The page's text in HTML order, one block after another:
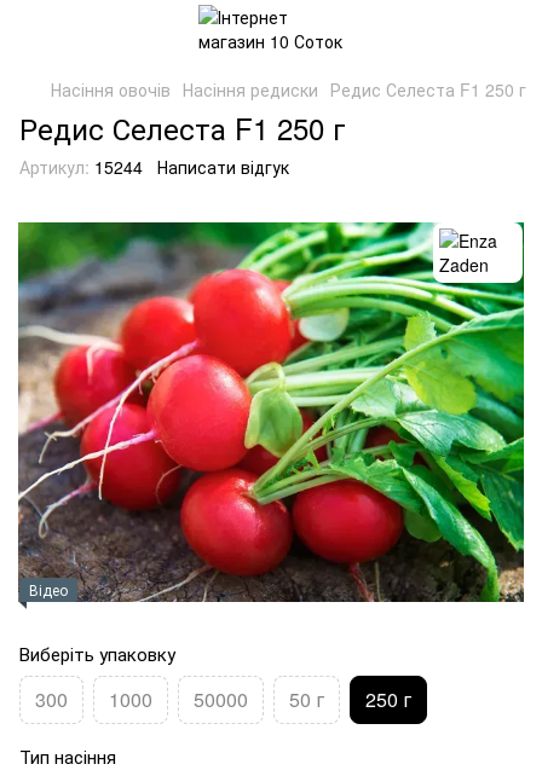
Насіння овочів Насіння редиски Редис Селеста F1 250 г
Редис Селеста F1 250 г
Артикул: 15244 Написати відгук
Відео
Виберіть упаковку
300 1000 50000 50 г 250 г
Тип насіння